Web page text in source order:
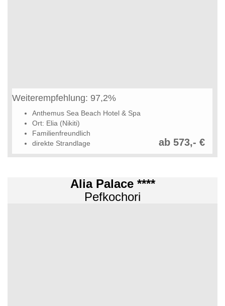
Weiterempfehlung: 97,2%
Anthemus Sea Beach Hotel & Spa
Ort: Elia (Nikiti)
Familienfreundlich
direkte Strandlage
ab 573,- €
Alia Palace ****
Pefkochori